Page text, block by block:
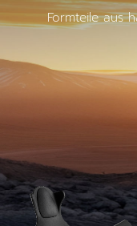
Formteile aus